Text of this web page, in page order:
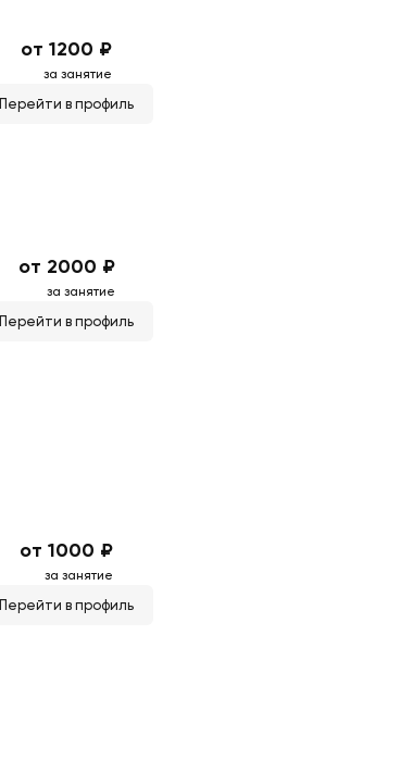
от 1200 ₽
за занятие
Перейти в профиль
от 2000 ₽
за занятие
Перейти в профиль
от 1000 ₽
за занятие
Перейти в профиль